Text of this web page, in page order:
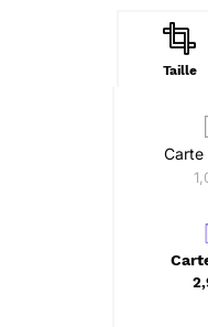
Taille
Carte